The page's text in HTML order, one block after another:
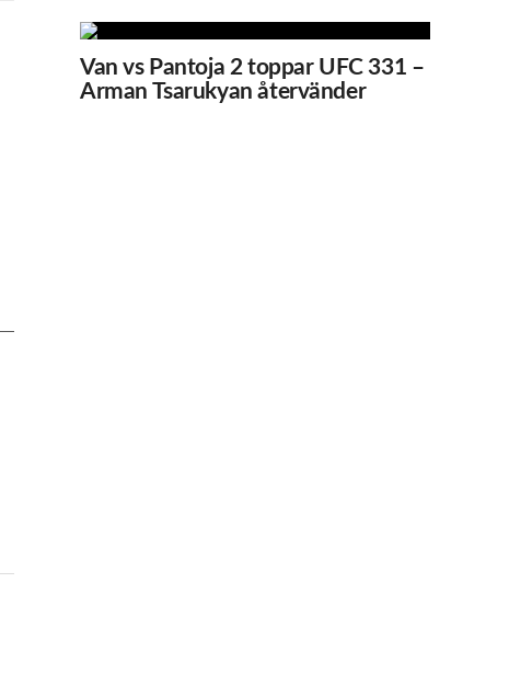
Van vs Pantoja 2 toppar UFC 331 –
Arman Tsarukyan återvänder